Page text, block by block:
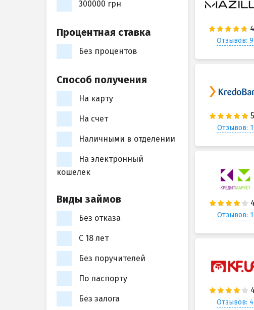
Отзывов: 9
Отзывов: 1
Отзывов: 1
Отзывов: 4
300000 грн
Процентная ставка
Без процентов
Способ получения
На карту
На счет
Наличными в отделении
На электронный
кошелек
Виды займов
Без отказа
С 18 лет
Без поручителей
По паспорту
Без залога